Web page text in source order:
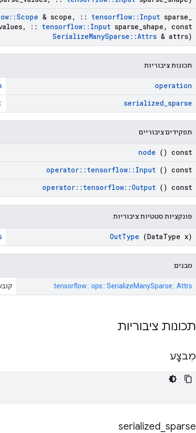
::Scope & scope , :: tensorflow:: Input sparse
, :: tensorflow:: Input sparse shape ,
const
SerializeManySparse ::Attrs & attrs)
תכונות ציבוריות
operation
serialized_sparse
תפקידים ציבוריים
node () const
operator:: tensorflow:: Input () const
operator:: tensorflow:: Output () const
פונקציות סטטיות ציבוריות
OutType (DataType x)
מבנים
tensorflow:: ops:: SerializeManySparse:: Attrs
תכונות ציבוריות
מִבצָע
serialized sparse